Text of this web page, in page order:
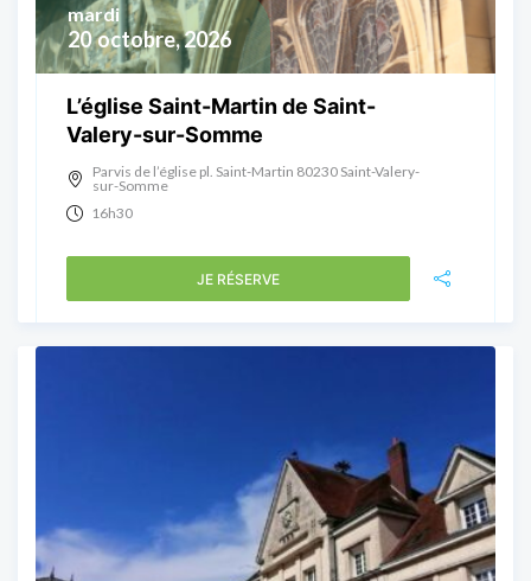
20 octobre, 2026
mardi
L’église Saint-Martin de Saint-
Valery-sur-Somme
Parvis de l’église pl. Saint-Martin 80230 Saint-Valery-
sur-Somme
16h30
JE RÉSERVE